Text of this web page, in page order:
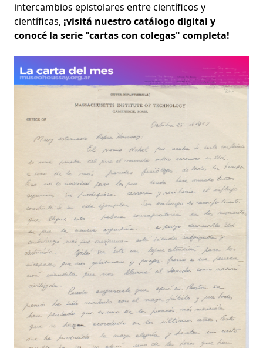
intercambios epistolares entre científicos y
científicas, ¡visitá nuestro catálogo digital y
conocé la serie "cartas con colegas" completa!